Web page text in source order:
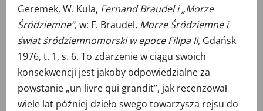
Geremek, W. Kula, Fernand Braudel i „Morze
Śródziemne”, w: F. Braudel, Morze Śródziemne i
świat śródziemnomorski w epoce Filipa II, Gdańsk
1976, t. 1, s. 6. To zdarzenie w ciągu swoich
konsekwencji jest jakoby odpowiedzialne za
powstanie „un livre qui grandit”, jak recenzował
wiele lat później dzieło swego towarzysza rejsu do